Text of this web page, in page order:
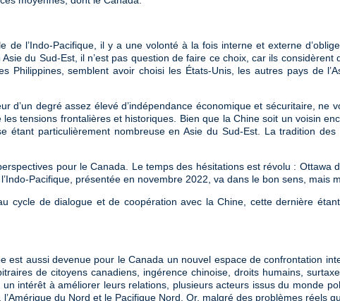
de l’Indo-Pacifique, il y a une volonté à la fois interne et externe
du Sud-Est, il n’est pas question de faire ce choix, car ils
semblent avoir choisi les États-Unis, les autres pays de
d’un degré assez élevé d’indépendance économique et sécuritaire,
tensions frontalières et historiques. Bien que la Chine soit un voisin
particulièrement nombreuse en Asie du Sud-Est. La tradition
pour le Canada. Le temps des hésitations est révolu :
Pacifique, présentée en novembre 2022, va dans le bon sens, mais
cycle de dialogue et de coopération avec la Chine, cette dernière
est aussi devenue pour le Canada un nouvel espace de confrontation
de citoyens canadiens, ingérence chinoise, droits humains,
intérêt à améliorer leurs relations, plusieurs acteurs issus du monde
du Nord et le Pacifique Nord. Or, malgré des problèmes réels